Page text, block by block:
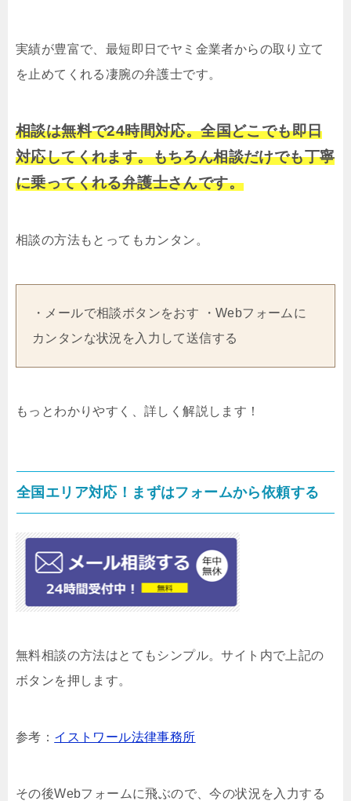
実績が豊富で、最短即日でヤミ金業者からの取り立て
を止めてくれる凄腕の弁護士です。
相談は無料で24時間対応。全国どこでも即日
対応してくれます。もちろん相談だけでも丁寧
に乗ってくれる弁護士さんです。
相談の方法もとってもカンタン。
・メールで相談ボタンをおす ・Webフォームに
カンタンな状況を入力して送信する
もっとわかりやすく、詳しく解説します！
全国エリア対応！まずはフォームから依頼する
無料相談の方法はとてもシンプル。サイト内で上記の
ボタンを押します。
参考： イストワール法律事務所
その後Webフォームに飛ぶので、今の状況を入力する